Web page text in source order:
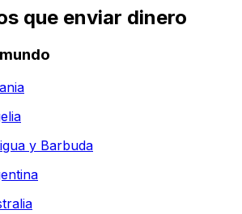
que enviar dinero
y Barbuda